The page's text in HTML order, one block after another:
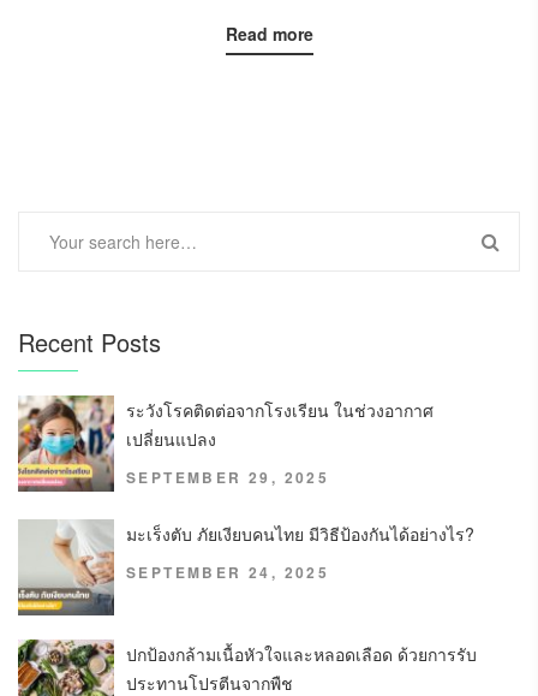
Read more
Recent Posts
ระวังโรคติดต่อจากโรงเรียน ในช่วงอากาศ
เปลี่ยนแปลง
SEPTEMBER 29, 2025
มะเร็งตับ ภัยเงียบคนไทย มีวิธีป้องกันได้อย่างไร?
SEPTEMBER 24, 2025
ปกป้องกล้ามเนื้อหัวใจและหลอดเลือด ด้วยการรับ
ประทานโปรตีนจากพืช